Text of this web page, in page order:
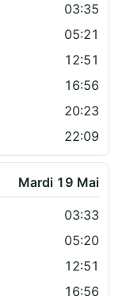
03:35
05:21
12:51
16:56
20:23
22:09
Mardi 19 Mai
03:33
05:20
12:51
16:56